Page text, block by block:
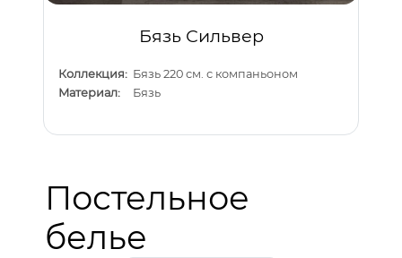
Бязь Сильвер
Коллекция: Бязь 220 см. с компаньоном
Материал:
Бязь
Постельное
белье